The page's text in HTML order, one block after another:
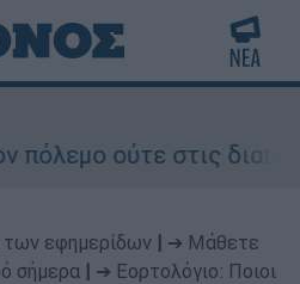
στις
εφημερίδων
➔ Μάθετε
σήμερα
➔ Εορτολόγιο: Ποιοι